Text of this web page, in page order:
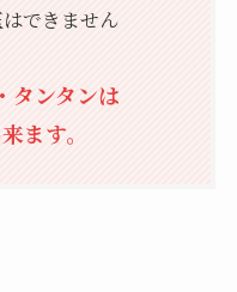
はできません
タンタンは
ます。